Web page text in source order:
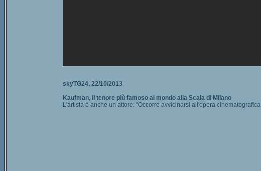
skyTG24, 22/10/2013
Kaufman, il tenore più famoso al mondo alla Scala di Milano
L'artista è anche un attore: "Occorre avvicinarsi all'opera